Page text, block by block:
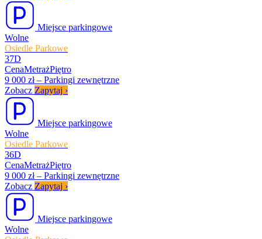
Miejsce parkingowe
Wolne
Osiedle Parkowe
37D
CenaMetrażPiętro
9 000 zł – Parkingi zewnętrzne
Zobacz Zapytaj ›
Miejsce parkingowe
Wolne
Osiedle Parkowe
36D
CenaMetrażPiętro
9 000 zł – Parkingi zewnętrzne
Zobacz Zapytaj ›
Miejsce parkingowe
Wolne